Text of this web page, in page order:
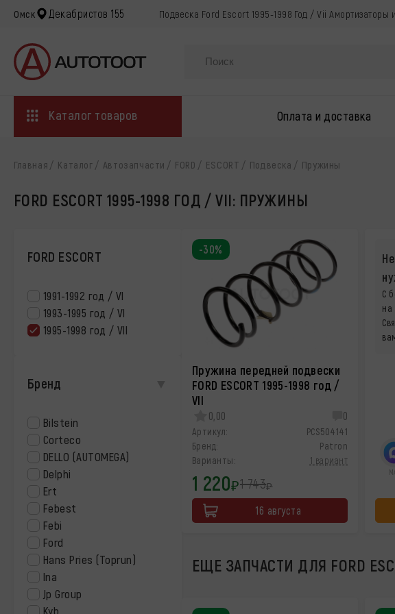
Омск Декабристов 155 Подвеска Ford Escort 1995-1998 Год / Vii
Каталог товаров Оплата и доставка
Главная Каталог Автозапчасти FORD ESCORT Подвеска Пружины
FORD ESCORT 1995-1998 ГОД / VII: ПРУЖИНЫ
FORD ESCORT
1991-1992 год / VI
1993-1995 год / VI
1995-1998 год / VII
Бренд
Bilstein
Corteco
DELLO (AUTOMEGA)
Delphi
Ert
Febest
Febi
Ford
Hans Pries (Toprun)
Ina
Jp Group
Kyb
Пружина передней подвески
FORD ESCORT 1995-1998 год /
VII
0,00 0
Артикул:
PCS504141
Бренд:
Patron
Варианты:
1 вариант
1 220₽1 743₽
16 августа
-30%
С
на
ЕЩЕ ЗАПЧАСТИ ДЛЯ FORD